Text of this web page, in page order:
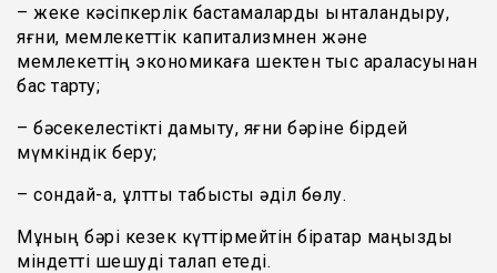
– жеке кәсіпкерлік бастамаларды ынталандыру,
яғни, мемлекеттік капитализмнен және
мемлекеттің экономикаға шектен тыс араласуынан
бас тарту;
– бәсекелестікті дамыту, яғни бәріне бірдей
мүмкіндік беру;
– сондай-ақ, ұлттық табысты әділ бөлу.
Мұның бәрі кезек күттірмейтін бірқатар маңызды
міндетті шешуді талап етеді.